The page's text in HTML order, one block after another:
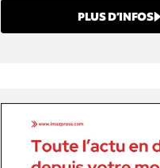
PLUS D’INFOS